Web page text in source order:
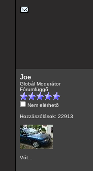
Joe
Globál Moderátor
Fórumfüggő
Nem elérhető
Hozzászólások: 22913
Vót...